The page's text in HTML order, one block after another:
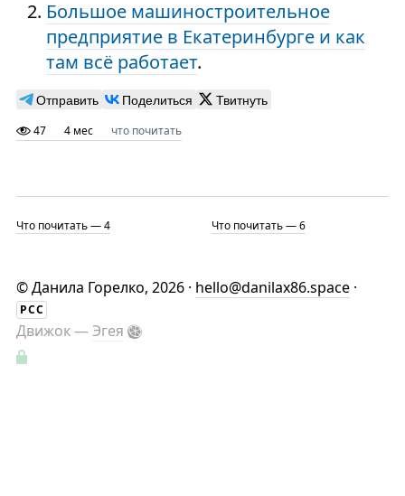
Большое машиностроительное
предприятие в Екатеринбурге и как
там всё работает.
Отправить Поделиться Твитнуть
47 4 мес что почитать
Что почитать — 4 Что почитать — 6
©Данила Горелко, 2026 · hello@danilax86.space·
РСС
Движок —Эгея